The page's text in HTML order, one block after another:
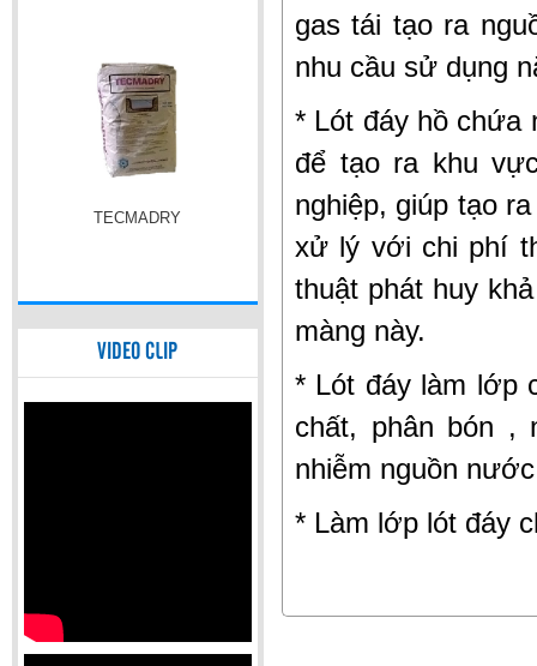
VOLCLAY VOLTEX
VIDEO CLIP
gas tái tạo ra
nhu cầu sử dụng
* Lót đáy hồ chứa
để tạo ra khu
nghiệp, giúp tạo
xử lý với chi phí
thuật phát huy
màng này.
* Lót đáy làm lớp
chất, phân bón ,
nhiễm nguồn
* Làm lớp lót đáy